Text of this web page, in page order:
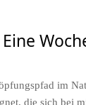
im
die sich bei